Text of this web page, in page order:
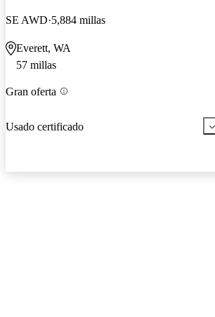
SE AWD 5,884 millas
Everett, WA
57 millas
Gran oferta
Usado certificado